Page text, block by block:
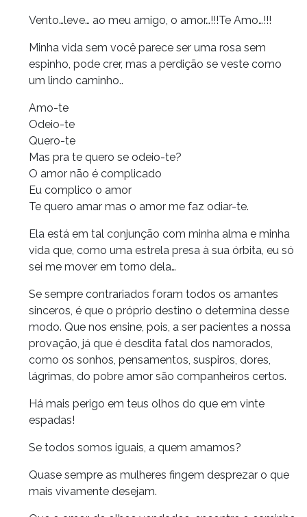
Vento…leve… ao meu amigo, o amor…!!!Te Amo…!!!
Minha vida sem você parece ser uma rosa sem
espinho, pode crer, mas a perdição se veste como
um lindo caminho..
Amo-te
Odeio-te
Quero-te
Mas pra te quero se odeio-te?
O amor não é complicado
Eu complico o amor
Te quero amar mas o amor me faz odiar-te.
Ela está em tal conjunção com minha alma e minha
vida que, como uma estrela presa à sua órbita, eu só
sei me mover em torno dela…
Se sempre contrariados foram todos os amantes
sinceros, é que o próprio destino o determina desse
modo. Que nos ensine, pois, a ser pacientes a nossa
provação, já que é desdita fatal dos namorados,
como os sonhos, pensamentos, suspiros, dores,
lágrimas, do pobre amor são companheiros certos.
Há mais perigo em teus olhos do que em vinte
espadas!
Se todos somos iguais, a quem amamos?
Quase sempre as mulheres fingem desprezar o que
mais vivamente desejam.